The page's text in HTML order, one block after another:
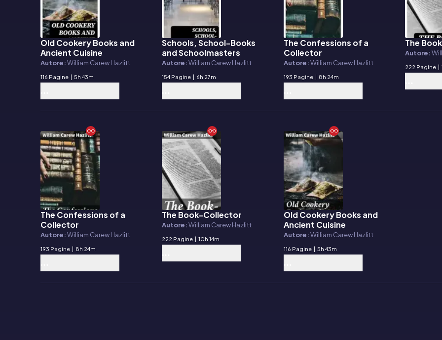
E-book
Old Cookery Books and
Ancient Cuisine
Autore:William Carew Hazlitt
116 Pagine | 5h 43m
E-book
Schools, School-Books
and Schoolmasters
Autore:William Carew Hazlitt
154 Pagine | 6h 27m
E-book
The Confessions of a
Collector
Autore:William Carew Hazlitt
193 Pagine | 8h 24m
E-book
The
Autore:
222 Pagine |
E-book
The Confessions of a
Collector
Autore:William Carew Hazlitt
193 Pagine | 8h 24m
E-book
The Book-Collector
Autore:William Carew Hazlitt
222 Pagine | 10h 14m
E-book
Old Cookery Books and
Ancient Cuisine
Autore:William Carew Hazlitt
116 Pagine | 5h 43m